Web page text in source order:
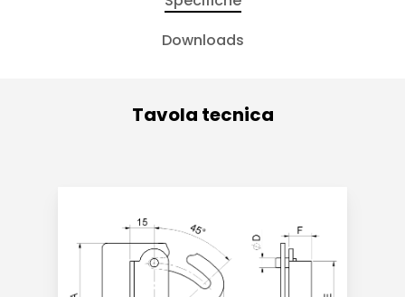
Downloads
Tavola tecnica